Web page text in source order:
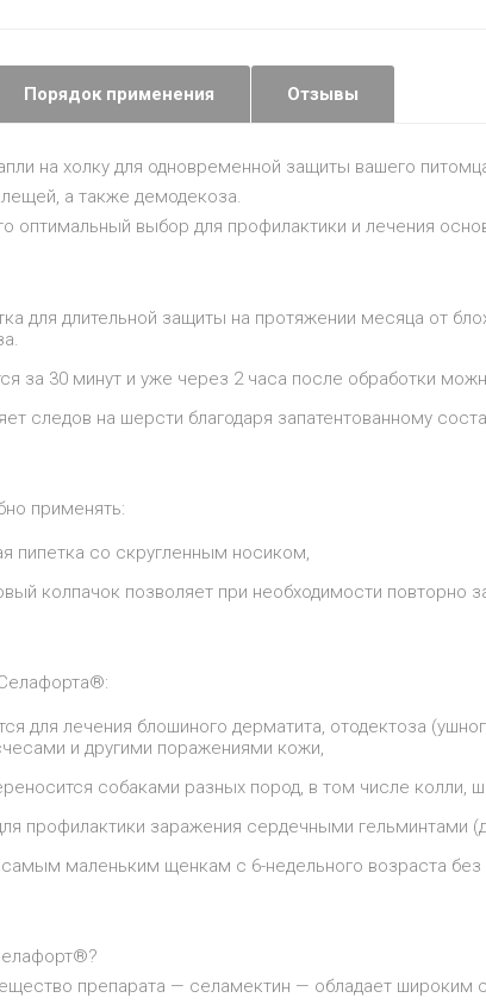
Порядок применения Отзывы
на холку для одновременной защиты вашего
а также демодекоза.
оптимальный выбор для профилактики и лечения
для длительной защиты на протяжении месяца от
за 30 минут и уже через 2 часа после обработки
следов на шерсти благодаря запатентованному
применять:
пипетка со скругленным носиком,
колпачок позволяет при необходимости повторно
для лечения блошиного дерматита, отодектоза
и другими поражениями кожи,
собаками разных пород, в том числе колли,
профилактики заражения сердечными
маленьким щенкам с 6-недельного возраста без
препарата — селамектин — обладает широким